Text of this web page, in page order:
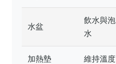
水盆
飲水與泡
水
加熱墊 維持溫度